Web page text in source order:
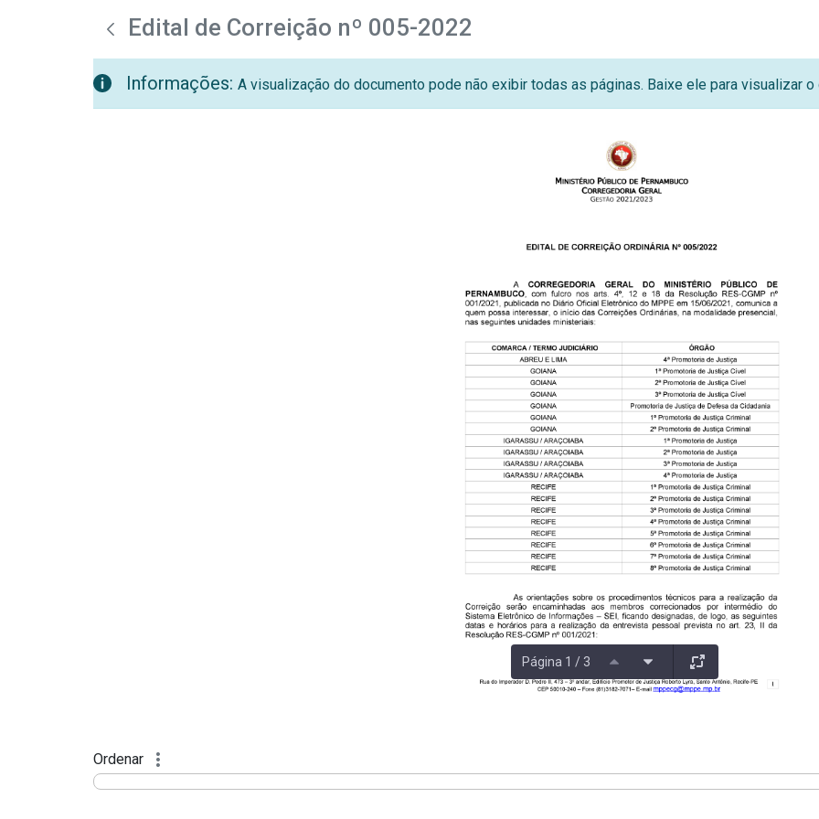
Pular para o Conteúdo principal
teste descricaoEdital de Correição nº 005-2022
Informações: A visualização do documento pode não exibir todas as páginas. Baixe ele para visualizar
Página 1 / 3
Ordenar